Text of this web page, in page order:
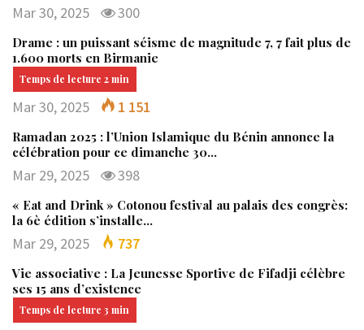
Mar 30, 2025 300
Drame : un puissant séisme de magnitude 7, 7 fait plus de
1.600 morts en Birmanie
Mar 30, 2025 1 151
Ramadan 2025 : l’Union Islamique du Bénin annonce la
célébration pour ce dimanche 30…
Mar 29, 2025 398
« Eat and Drink » Cotonou festival au palais des congrès:
la 6è édition s’installe…
Mar 29, 2025 737
Vie associative : La Jeunesse Sportive de Fifadji célèbre
ses 15 ans d’existence